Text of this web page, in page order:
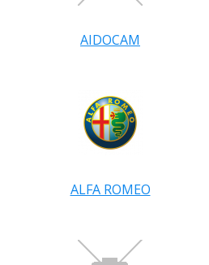
AIDOCAM
ALFA ROMEO